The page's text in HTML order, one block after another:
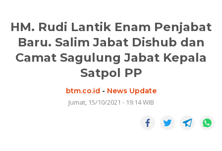
HM. Rudi Lantik Enam Penjabat
Baru. Salim Jabat Dishub dan
Camat Sagulung Jabat Kepala
Satpol PP
btm.co.id - News Update
Jumat, 15/10/2021 - 19:14 WIB